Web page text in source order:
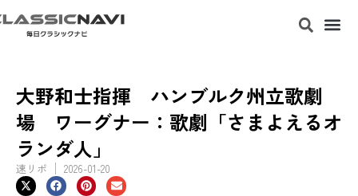
大野和士指揮 ハンブルク州立歌劇
場 ワーグナー：歌劇「さまよえるオ
ランダ人」
速リポ 2026-01-20